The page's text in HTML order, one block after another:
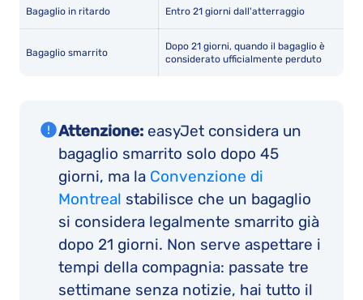
Bagaglio in ritardo Entro 21 giorni dall'atterraggio
Bagaglio smarrito
Dopo 21 giorni, quando il bagaglio è
considerato ufficialmente perduto
Attenzione: easyJet considera un
bagaglio smarrito solo dopo 45
giorni, ma la Convenzione di
Montreal stabilisce che un bagaglio
si considera legalmente smarrito già
dopo 21 giorni. Non serve aspettare i
tempi della compagnia: passate tre
settimane senza notizie, hai tutto il